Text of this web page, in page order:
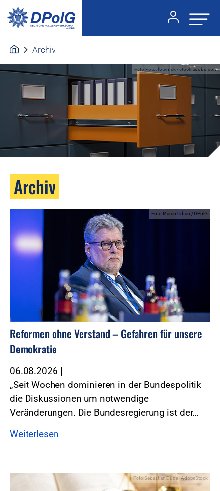
Archiv
Foto:Foto: fotomek - stock.adobe.com
Archiv
Foto:Marco Urban / DPolG
Reformen ohne Verstand – Gefahren für unsere
Demokratie
06.08.2026 |
„Seit Wochen dominieren in der Bundespolitik
die Diskussionen um notwendige
Veränderungen. Die Bundesregierung ist der…
Weiterlesen
Foto:Sebastian Duda_AdobeStock